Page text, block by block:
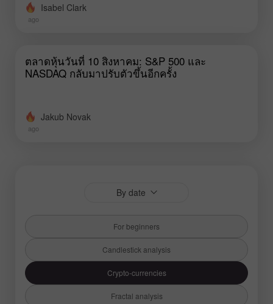
Isabel Clark
ago
ตลาดหุ้นวันที่ 10 สิงหาคม: S&P 500 และ
NASDAQ กลับมาปรับตัวขึ้นอีกครั้ง
Jakub Novak
ago
By date
For beginners
Candlestick analysis
Crypto-currencies
Fractal analysis